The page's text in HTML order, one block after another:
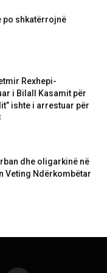
po shkatërrojnë
Rexhepi-
i Bilall Kasamit për
ishte i arrestuar për
dhe oligarkinë në
Veting Ndërkombëtar